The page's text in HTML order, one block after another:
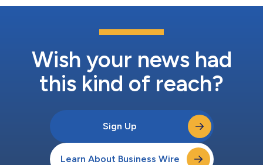
Wish your news had
this kind of reach?
Sign Up
Learn About Business Wire